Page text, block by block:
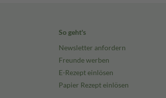
So geht's
Newsletter anfordern
Freunde werben
E-Rezept einlösen
Papier Rezept einlösen